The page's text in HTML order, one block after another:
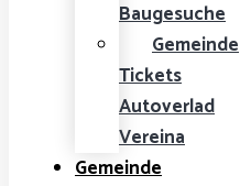
Baugesuche
Gemeinde
Tickets
Autoverlad
Vereina
Gemeinde